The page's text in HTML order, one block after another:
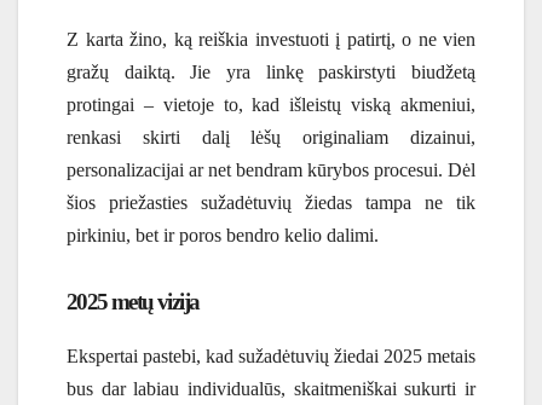
Z karta žino, ką reiškia investuoti į patirtį, o ne vien
gražų daiktą. Jie yra linkę paskirstyti biudžetą
protingai – vietoje to, kad išleistų viską akmeniui,
renkasi skirti dalį lėšų originaliam dizainui,
personalizacijai ar net bendram kūrybos procesui. Dėl
šios priežasties sužadėtuvių žiedas tampa ne tik
pirkiniu, bet ir poros bendro kelio dalimi.
2025 metų vizija
Ekspertai pastebi, kad sužadėtuvių žiedai 2025 metais
bus dar labiau individualūs, skaitmeniškai sukurti ir